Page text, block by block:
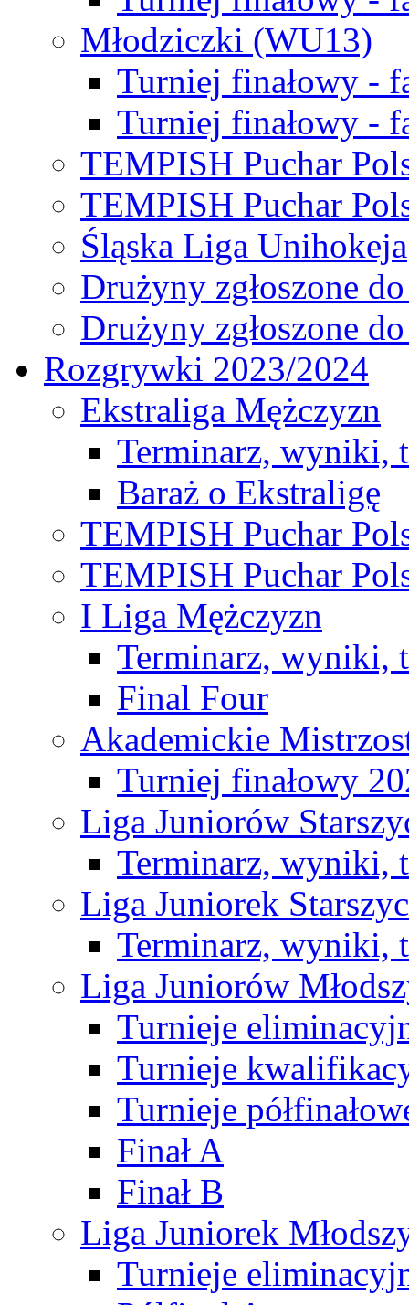
Młodziczki (WU13)
Turniej finałowy -
Turniej finałowy -
TEMPISH Puchar
TEMPISH Puchar
Śląska Liga Unihokeja
Drużyny zgłoszone
Drużyny zgłoszone
Rozgrywki 2023/2024
Ekstraliga Mężczyzn
Terminarz, wyniki,
Baraż o Ekstraligę
TEMPISH Puchar
TEMPISH Puchar
I Liga Mężczyzn
Terminarz, wyniki,
Final Four
Akademickie
Turniej finałowy
Liga Juniorów
Terminarz, wyniki,
Liga Juniorek
Terminarz, wyniki,
Liga Juniorów
Turnieje
Turnieje
Turnieje
Finał A
Finał B
Liga Juniorek
Turnieje